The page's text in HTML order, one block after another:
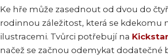
Ke hře může zasednout od dvou do
rodinnou záležitost, která se kdekomu
ilustracemi. Tvůrci potřebují na
načež se začnou odemykat dodatečné